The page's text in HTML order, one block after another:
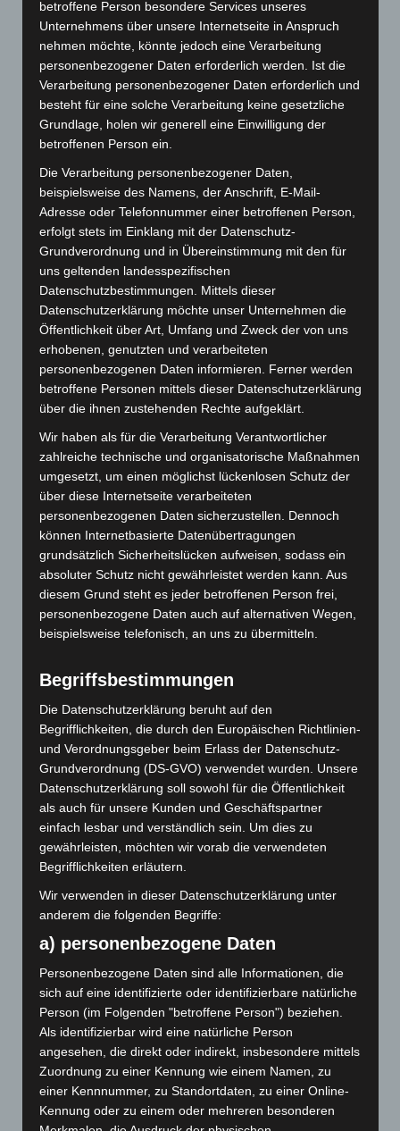
Vorheriger
Beitrag
ZURÜCK
Sarah Anderson
September 2025
November 2024
Oktober 2024
Mai 2024
Dezember 2023
November 2023
Mai 2023
März 2023
Dezember 2022
November 2022
Juni 2022
Mai 2022
Februar 2022
Dezember 2021
November 2021
August 2021
Juni 2021
Mai 2021
Januar 2021
Dezember 2020
Juli 2020
Januar 2020
November 2019
Oktober 2019
betroffene Person besondere Services unseres
Unternehmens über unsere Internetseite in Anspruch
nehmen möchte, könnte jedoch eine Verarbeitung
personenbezogener Daten erforderlich werden. Ist die
Verarbeitung personenbezogener Daten erforderlich und
besteht für eine solche Verarbeitung keine gesetzliche
Grundlage, holen wir generell eine Einwilligung der
betroffenen Person ein.
Die Verarbeitung personenbezogener Daten,
beispielsweise des Namens, der Anschrift, E-Mail-
Adresse oder Telefonnummer einer betroffenen Person,
erfolgt stets im Einklang mit der Datenschutz-
Grundverordnung und in Übereinstimmung mit den für
uns geltenden landesspezifischen
Datenschutzbestimmungen. Mittels dieser
Datenschutzerklärung möchte unser Unternehmen die
Öffentlichkeit über Art, Umfang und Zweck der von uns
erhobenen, genutzten und verarbeiteten
personenbezogenen Daten informieren. Ferner werden
betroffene Personen mittels dieser Datenschutzerklärung
über die ihnen zustehenden Rechte aufgeklärt.
Wir haben als für die Verarbeitung Verantwortlicher
zahlreiche technische und organisatorische Maßnahmen
umgesetzt, um einen möglichst lückenlosen Schutz der
über diese Internetseite verarbeiteten
personenbezogenen Daten sicherzustellen. Dennoch
können Internetbasierte Datenübertragungen
grundsätzlich Sicherheitslücken aufweisen, sodass ein
absoluter Schutz nicht gewährleistet werden kann. Aus
diesem Grund steht es jeder betroffenen Person frei,
personenbezogene Daten auch auf alternativen Wegen,
beispielsweise telefonisch, an uns zu übermitteln.
Begriffsbestimmungen
Die Datenschutzerklärung beruht auf den
Begrifflichkeiten, die durch den Europäischen Richtlinien-
und Verordnungsgeber beim Erlass der Datenschutz-
Grundverordnung (DS-GVO) verwendet wurden. Unsere
Datenschutzerklärung soll sowohl für die Öffentlichkeit
als auch für unsere Kunden und Geschäftspartner
einfach lesbar und verständlich sein. Um dies zu
gewährleisten, möchten wir vorab die verwendeten
Begrifflichkeiten erläutern.
Wir verwenden in dieser Datenschutzerklärung unter
anderem die folgenden Begriffe:
a) personenbezogene Daten
Personenbezogene Daten sind alle Informationen, die
sich auf eine identifizierte oder identifizierbare natürliche
Person (im Folgenden "betroffene Person") beziehen.
Als identifizierbar wird eine natürliche Person
angesehen, die direkt oder indirekt, insbesondere mittels
Zuordnung zu einer Kennung wie einem Namen, zu
einer Kennnummer, zu Standortdaten, zu einer Online-
Kennung oder zu einem oder mehreren besonderen